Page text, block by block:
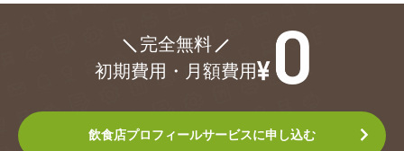
完全無料
初期費用・月額費用
飲食店プロフィールサービスに申し込む